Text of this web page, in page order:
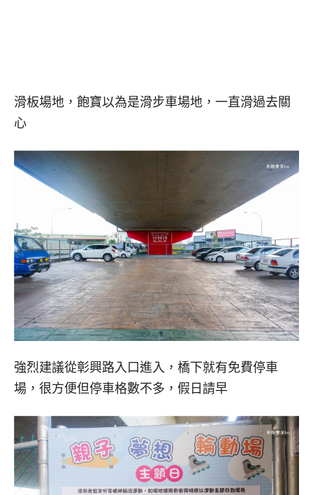
滑板場地，飽寶以為是滑步車場地，一直滑過去關
心
強烈建議從彰興路入口進入，橋下就有免費停車
場，很方便但停車格數不多，假日請早